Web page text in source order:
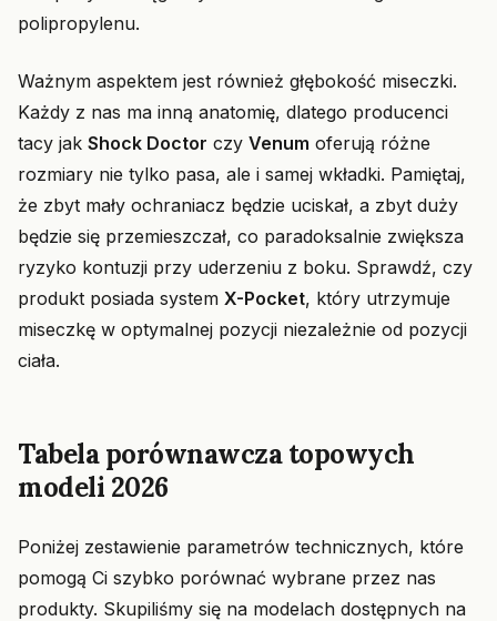
polipropylenu.
Ważnym aspektem jest również głębokość miseczki.
Każdy z nas ma inną anatomię, dlatego producenci
tacy jak Shock Doctor czy Venum oferują różne
rozmiary nie tylko pasa, ale i samej wkładki. Pamiętaj,
że zbyt mały ochraniacz będzie uciskał, a zbyt duży
będzie się przemieszczał, co paradoksalnie zwiększa
ryzyko kontuzji przy uderzeniu z boku. Sprawdź, czy
produkt posiada system X-Pocket, który utrzymuje
miseczkę w optymalnej pozycji niezależnie od pozycji
ciała.
Tabela porównawcza topowych
modeli 2026
Poniżej zestawienie parametrów technicznych, które
pomogą Ci szybko porównać wybrane przez nas
produkty. Skupiliśmy się na modelach dostępnych na